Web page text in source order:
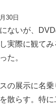
30日
ないが、
実際に観て
た。
の展示に名
散らす。特